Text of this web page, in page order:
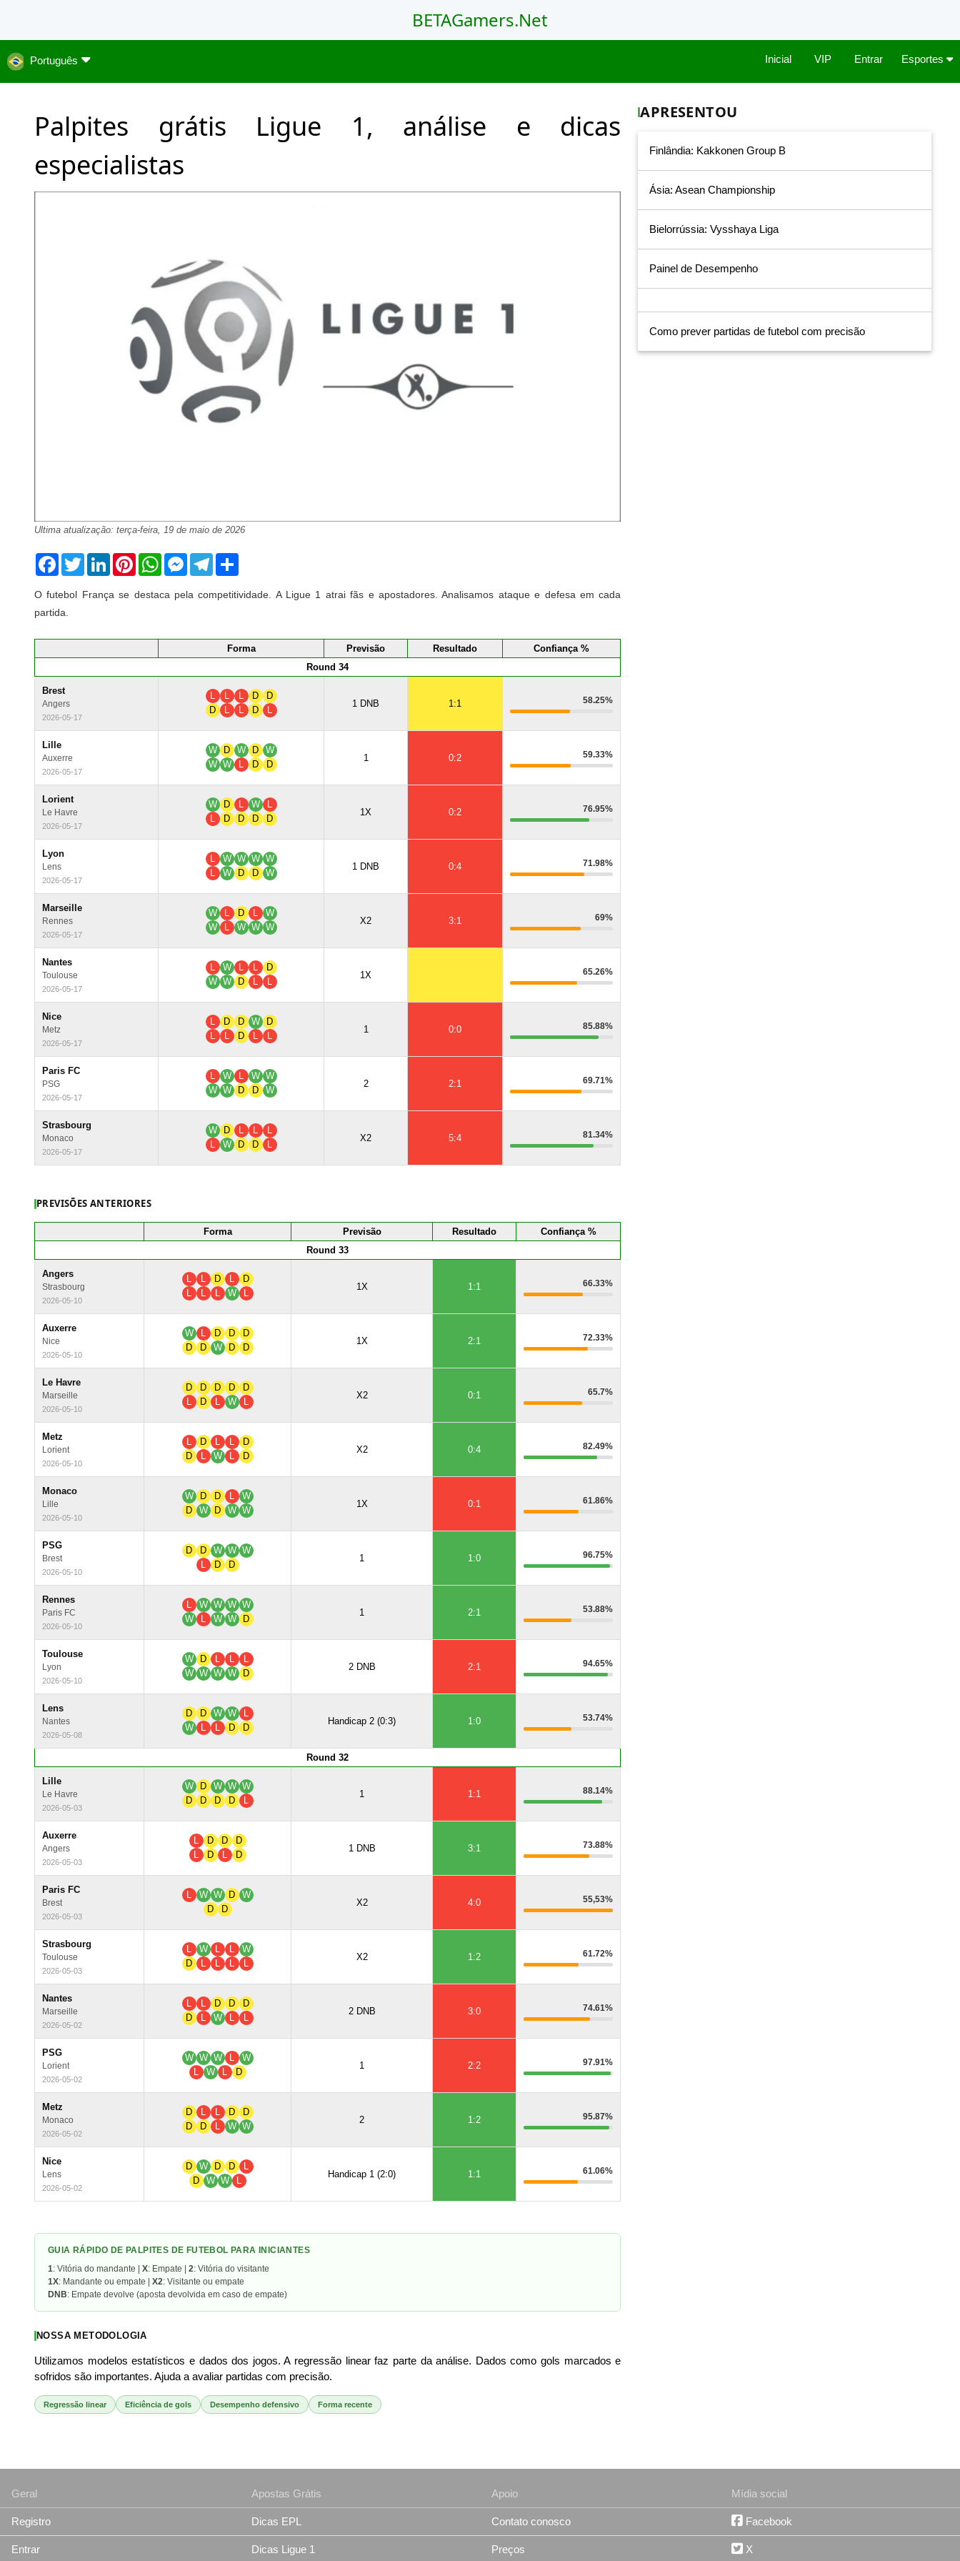
BETAGamers.Net
Português Esportes
Entrar
VIP
Inicial
Palpites grátis Ligue 1, análise e dicas
especialistas
Ultima atualização: terça-feira, 19 de maio de 2026
Facebook
TwitterLinkedInPinterestWhatsAppMessenger
Telegram
O futebol França se destaca pela competitividade. A Ligue 1 atrai fãs e apostadores. Analisamos ataque e defesa em cada
partida.
Forma Previsão Resultado
Confiança %
Round 34
Brest
Angers
2026-05-17
L L L D
D
D
L L D L
1 DNB 1:1 58.25%
Lille
Auxerre
2026-05-17
W D W D
W
W W L D D
1 0:2 59.33%
Lorient
Le Havre
2026-05-17
W D L W
L
L
D D D D
1X 0:2 76.95%
Lyon
Lens
2026-05-17
L W W W W
L
W D D W
1 DNB 0:4 71.98%
Marseille
Rennes
2026-05-17
W L D L
W
W
L W W W
X2 3:1 69%
Nantes
Toulouse
2026-05-17
L W L L
D
W W D L L
1X 65.26%
Nice
Metz
2026-05-17
L D D W
D
L
L D L L
1 0:0 85.88%
Paris FC
PSG
2026-05-17
L W L W W
W W D D W
2 2:1 69.71%
Strasbourg
Monaco
2026-05-17
W D L L
L
L
W D D L
X2 5:4 81.34%
PREVISÕES ANTERIORES
Forma Previsão Resultado
Confiança %
Round 33
Angers
Strasbourg
2026-05-10
L L D L
D
L
L L W L
1X 1:1 66.33%
Auxerre
Nice
2026-05-10
W L D D
D
D
D W D D
1X 2:1 72.33%
Le Havre
Marseille
2026-05-10
D D D D
D
L
D L W L
X2 0:1 65.7%
Metz
Lorient
2026-05-10
L D L L
D
D
L W L D
X2 0:4 82.49%
Monaco
Lille
2026-05-10
W D D L
W
D
W D W W
1X 0:1 61.86%
PSG
Brest
2026-05-10
D D W W W
L
D D
1 1:0 96.75%
Rennes
Paris FC
2026-05-10
L W W W W
W
L W W D
1 2:1 53.88%
Toulouse
Lyon
2026-05-10
W D L L
L
W W W W D
2 DNB 2:1 94.65%
Lens
Nantes
2026-05-08
D D W W
L
W
L L D D
Handicap 2 (0:3) 1:0 53.74%
Round 32
Lille
Le Havre
2026-05-03
W D W W W
D
D D D L
1 1:1 88.14%
Auxerre
Angers
2026-05-03
L D D
D
L
D L D
1 DNB 3:1 73.88%
Paris FC
Brest
2026-05-03
L W W D
W
D
D
X2 4:0 55,53%
Strasbourg
Toulouse
2026-05-03
L W L L
W
D
L L L L
X2 1:2 61.72%
Nantes
Marseille
2026-05-02
L L D D
D
D
L W L L
2 DNB 3:0 74.61%
PSG
Lorient
2026-05-02
W W W L
W
L
W L D
1 2:2 97.91%
Metz
Monaco
2026-05-02
D L L D
D
D
D L W W
2 1:2 95.87%
Nice
Lens
2026-05-02
D W D D
L
D
W W L
Handicap 1 (2:0) 1:1 61.06%
GUIA RÁPIDO DE PALPITES DE FUTEBOL PARA INICIANTES
1: Vitória do mandante | X: Empate | 2: Vitória do visitante
1X: Mandante ou empate | X2: Visitante ou empate
DNB: Empate devolve (aposta devolvida em caso de empate)
NOSSA METODOLOGIA
Utilizamos modelos estatísticos e dados dos jogos. A regressão linear faz parte da análise. Dados como gols marcados e
sofridos são importantes. Ajuda a avaliar partidas com precisão.
Regressão linear Eficiência de gols Desempenho defensivo Forma recente
APRESENTOU
Finlândia: Kakkonen Group B
Ásia: Asean Championship
Bielorrússia: Vysshaya Liga
Painel de Desempenho
Como prever partidas de futebol com precisão
Geral
Registro
Entrar
Apostas Grátis
Dicas EPL
Dicas Ligue 1
Apoio
Contato conosco
Preços
Mídia social
Facebook
X